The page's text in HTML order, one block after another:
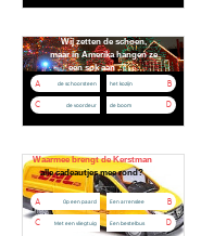
Wij zetten de schoen,
maar in Amerika hangen ze
een sok aan . . . . .
A de schoorsteen B
het kozijn
C de voordeur D
de boom
Waarmee brengt de Kerstman
alle cadeautjes mee rond?
A Op een paard B
Een arrenslee
C Met een vliegtuig D
Een bestelbus